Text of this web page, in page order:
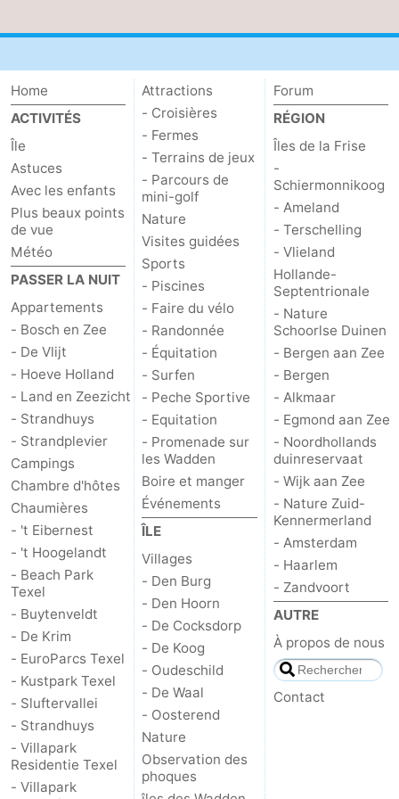
Texel
Kustpark
Texel
-
Sluftervallei
-
Strandhuys
-
Villapark
Residentie
Texel
-
Villapark
Vogelmient
Hôtels
Last
minutes
Plages
et
faire
Lieux
d'intérêt
-
Musées
-
Monuments
Églises
-
Moulins
Points
de
vue
Attractions
-
Croisières
-
Fermes
-
Home
ACTIVITÉS
Île
Astuces
Avec les enfants
Plus beaux points
de vue
Météo
PASSER LA NUIT
Appartements
- Bosch en Zee
- De Vlijt
- Hoeve Holland
- Land en Zeezicht
- Strandhuys
- Strandplevier
Campings
Chambre d'hôtes
Chaumières
- 't Eibernest
- 't Hoogelandt
- Beach Park
Texel
- Buytenveldt
- De Krim
- EuroParcs Texel
- Kustpark Texel
- Sluftervallei
- Strandhuys
- Villapark
Residentie Texel
- Villapark
Attractions
- Croisières
- Fermes
- Terrains de jeux
- Parcours de
mini-golf
Nature
Visites guidées
Sports
- Piscines
- Faire du vélo
- Randonnée
- Équitation
- Surfen
- Peche Sportive
- Equitation
- Promenade sur
les Wadden
Boire et manger
Événements
ÎLE
Villages
- Den Burg
- Den Hoorn
- De Cocksdorp
- De Koog
- Oudeschild
- De Waal
- Oosterend
Nature
Observation des
phoques
Forum
RÉGION
Îles de la Frise
-
Schiermonnikoog
- Ameland
- Terschelling
- Vlieland
Hollande-
Septentrionale
- Nature
Schoorlse Duinen
- Bergen aan Zee
- Bergen
- Alkmaar
- Egmond aan Zee
- Noordhollands
duinreservaat
- Wijk aan Zee
- Nature Zuid-
Kennermerland
- Amsterdam
- Haarlem
- Zandvoort
AUTRE
À propos de nous
Contact